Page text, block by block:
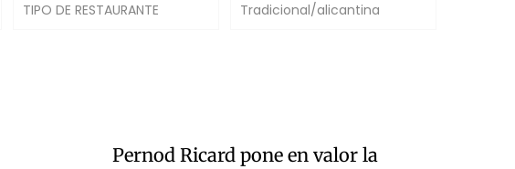
TIPO DE RESTAURANTE Tradicional/alicantina
Pernod Ricard pone en valor la